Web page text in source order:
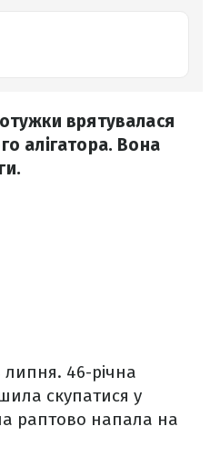
врятувалася
алігатора. Вона
46-річна
скупатися у
раптово напала на